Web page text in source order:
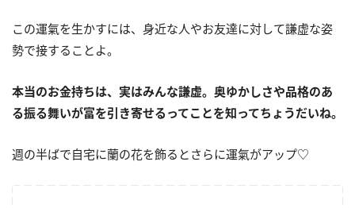
この運氣を生かすには、身近な人やお友達に対して謙虚な姿
勢で接することよ。
本当のお金持ちは、実はみんな謙虚。奥ゆかしさや品格のあ
る振る舞いが富を引き寄せるってことを知ってちょうだいね。
週の半ばで自宅に蘭の花を飾るとさらに運氣がアップ♡